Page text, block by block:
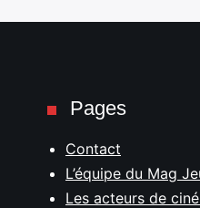
Pages
Contact
L’équipe du Mag
Les acteurs de